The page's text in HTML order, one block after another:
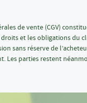
de vente (CGV)
et les obligations du
sans réserve de
Les parties restent